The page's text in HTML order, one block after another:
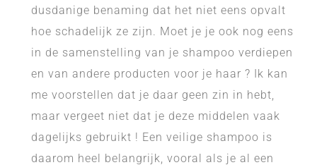
dusdanige benaming dat het niet eens opvalt
hoe schadelijk ze zijn. Moet je je ook nog eens
in de samenstelling van je shampoo verdiepen
en van andere producten voor je haar ? Ik kan
me voorstellen dat je daar geen zin in hebt,
maar vergeet niet dat je deze middelen vaak
dagelijks gebruikt ! Een veilige shampoo is
daarom heel belangrijk, vooral als je al een